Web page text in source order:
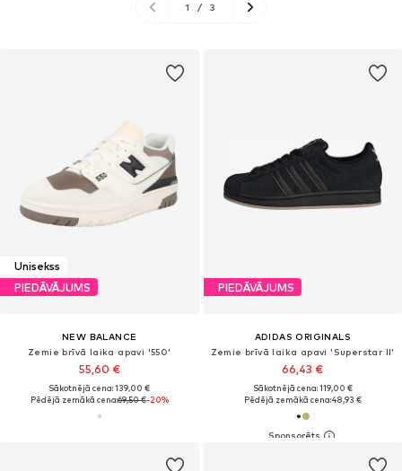
Unisekss
PIEDĀVĀJUMS
NEW BALANCE
Zemie brīvā laika apavi '550'
55,60 €
Sākotnējā cena: 139,00 €
Pēdējā zemākā cena:69,50 €-20%
1 / 3
PIEDĀVĀJUMS
ADIDAS ORIGINALS
Zemie brīvā laika apavi 'Superstar II'
66,43 €
Sākotnējā cena: 119,00 €
Pēdējā zemākā cena:48,93 €